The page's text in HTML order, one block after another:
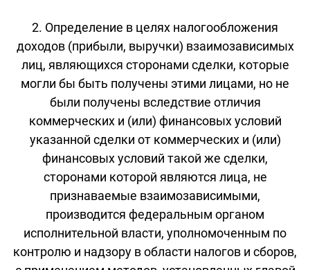
2. Определение в целях налогообложения
доходов (прибыли, выручки) взаимозависимых
лиц, являющихся сторонами сделки, которые
могли бы быть получены этими лицами, но не
были получены вследствие отличия
коммерческих и (или) финансовых условий
указанной сделки от коммерческих и (или)
финансовых условий такой же сделки,
сторонами которой являются лица, не
признаваемые взаимозависимыми,
производится федеральным органом
исполнительной власти, уполномоченным по
контролю и надзору в области налогов и сборов,